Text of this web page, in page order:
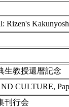
Rizen's
生教授還暦記念
CULTURE,
刊行会